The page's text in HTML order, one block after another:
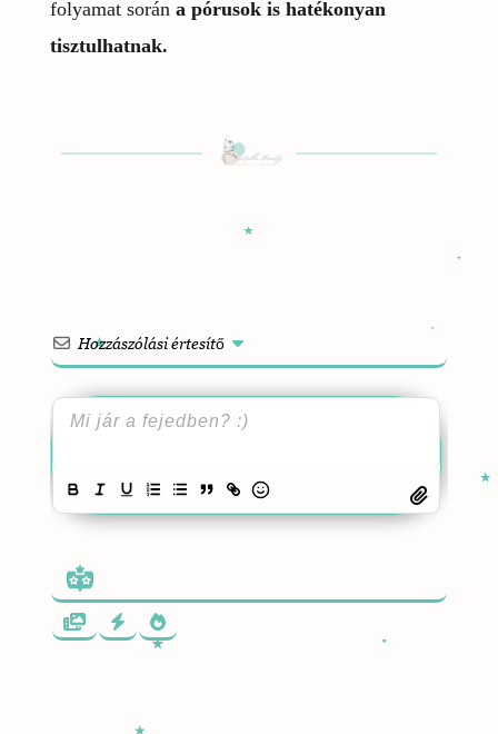
folyamat során a pórusok is hatékonyan
tisztulhatnak.
Hozzászólási értesítő